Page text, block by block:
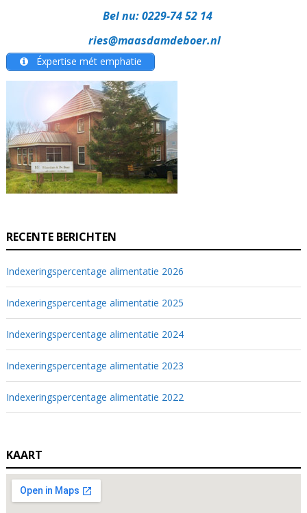
Bel nu:0229-74 52 14
ries@maasdamdeboer.nl
Éxpertise mét emphatie
RECENTE BERICHTEN
Indexeringspercentage alimentatie 2026
Indexeringspercentage alimentatie 2025
Indexeringspercentage alimentatie 2024
Indexeringspercentage alimentatie 2023
Indexeringspercentage alimentatie 2022
KAART